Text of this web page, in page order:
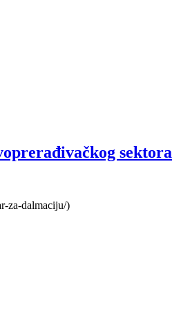
sektora
za-dalmaciju/)